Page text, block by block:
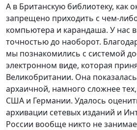
А в Британскую библиотеку, как
запрещено приходить с чем-
компьютера и карандаша. У нас в
точностью до наоборот.
мы познакомились с системой
электронном виде, которая
Великобритании. Она
архаичной, намного сложнее
США и Германии. Удалось
архивации сетевых изданий и
России вообще никто не